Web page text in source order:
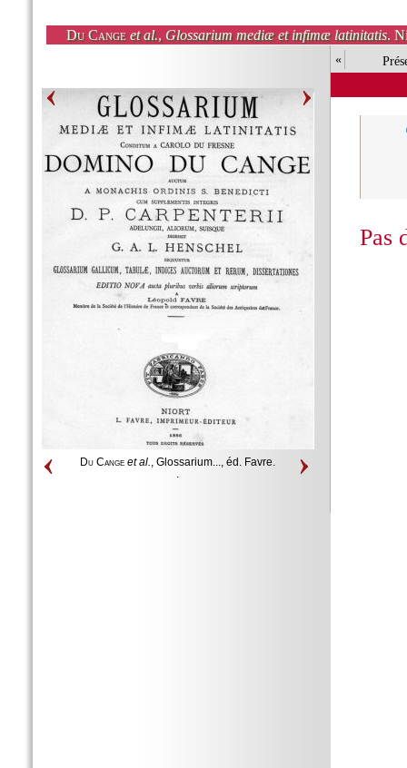
Du Cange et al., Glossarium mediæ et infimæ latinitatis.
«
Pas